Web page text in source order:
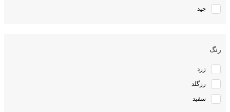
رنگ
رزگلد
سفید